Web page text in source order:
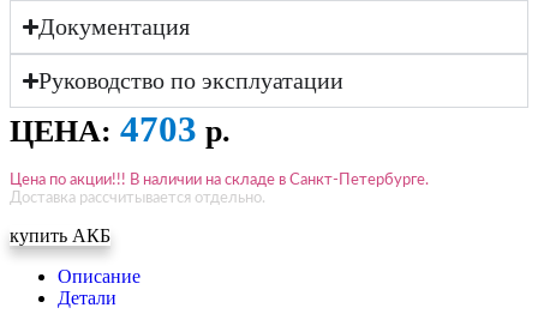
Документация
Руководство по эксплуатации
ЦЕНА: 4703 р.
Цена по акции!!! В наличии на складе в Санкт-Петербурге.
Доставка рассчитывается отдельно.
купить АКБ
Описание
Детали